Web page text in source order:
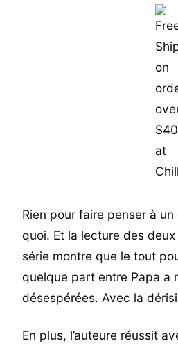
Rien pour faire penser à
quoi. Et la lecture des
série montre que le tout
quelque part entre Papa a
désespérées. Avec la
En plus, l’auteure réussit